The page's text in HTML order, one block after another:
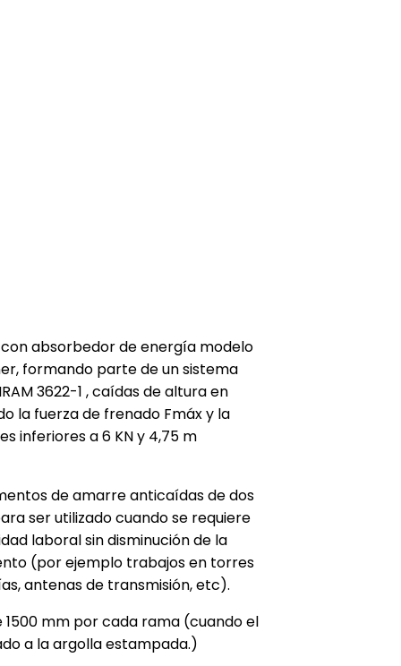
absorbedor de energía modelo
formando parte de un sistema
3622-1 , caídas de altura en
la fuerza de frenado Fmáx y la
inferiores a 6 KN y 4,75 m
de amarre anticaídas de dos
ser utilizado cuando se requiere
laboral sin disminución de la
(por ejemplo trabajos en torres
antenas de transmisión, etc).
mm por cada rama (cuando el
a la argolla estampada.)